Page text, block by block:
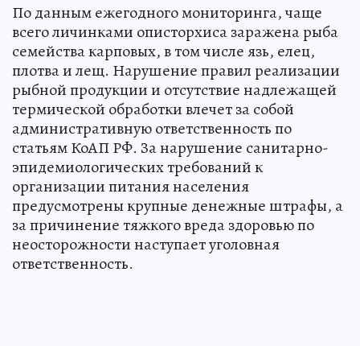
По данным ежегодного мониторинга, чаще
всего личинками описторхиса заражена рыба
семейства карповых, в том числе язь, елец,
плотва и лещ. Нарушение правил реализации
рыбной продукции и отсутствие надлежащей
термической обработки влечет за собой
административную ответственность по
статьям КоАП РФ. За нарушение санитарно-
эпидемиологических требований к
организации питания населения
предусмотрены крупные денежные штрафы, а
за причинение тяжкого вреда здоровью по
неосторожности наступает уголовная
ответственность.